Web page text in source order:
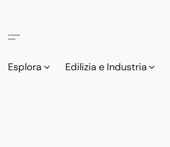
Esplora Edilizia e Industria